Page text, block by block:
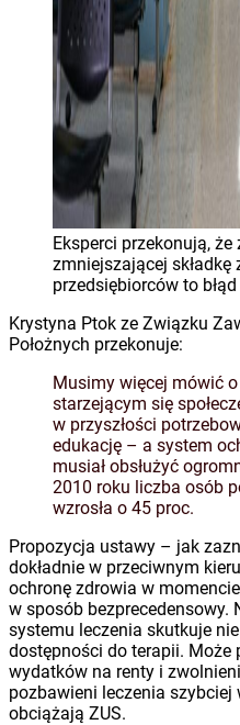
Eksperci przekonują,
zmniejszającej składkę
przedsiębiorców to
Krystyna Ptok ze Związku
Położnych przekonuje:
Musimy więcej mówić
starzejącym się
w przyszłości
edukację – a system
musiał obsłużyć
2010 roku liczba osób
wzrosła o 45 proc.
Propozycja ustawy – jak
dokładnie w przeciwnym
ochronę zdrowia w
w sposób
systemu leczenia skutkuje
dostępności do terapii. Może
wydatków na renty i
pozbawieni leczenia
obciążają ZUS.